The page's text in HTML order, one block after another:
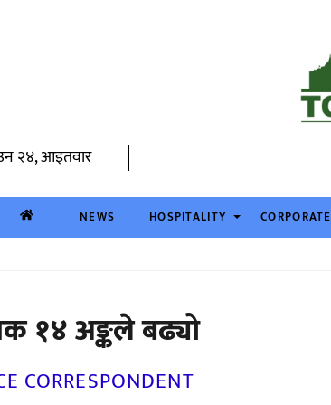
२४, आइतवार
NEWS HOSPITALITY CORPORATE
१४ अङ्कले बढ्यो
CORRESPONDENT